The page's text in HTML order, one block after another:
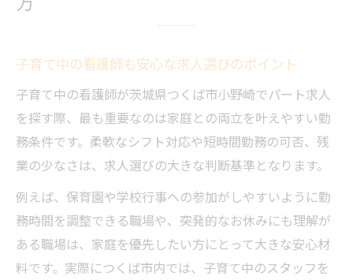
子育て中の看護師も安心な求人選びのポイント
子育て中の看護師が茨城県つくば市小野崎でパート求人
を探す際、最も重要なのは家庭との両立を叶えやすい勤
務条件です。柔軟なシフト対応や短時間勤務の可否、残
業の少なさは、求人選びの大きな判断基準となります。
例えば、保育園や学校行事への参加がしやすいように勤
務時間を調整できる職場や、突発的なお休みにも理解が
ある職場は、家庭を優先したい方にとって大きな安心材
料です。実際につくば市内では、子育て中のスタッフを